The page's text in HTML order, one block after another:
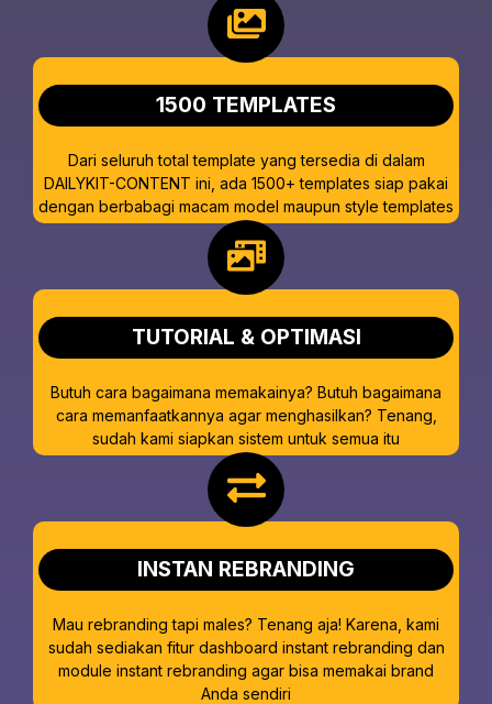
1500 TEMPLATES
Dari seluruh total template yang tersedia di dalam
DAILYKIT-CONTENT ini, ada 1500+ templates siap pakai
dengan berbabagi macam model maupun style templates
TUTORIAL & OPTIMASI
Butuh cara bagaimana memakainya? Butuh bagaimana
cara memanfaatkannya agar menghasilkan? Tenang,
sudah kami siapkan sistem untuk semua itu
INSTAN REBRANDING
Mau rebranding tapi males? Tenang aja! Karena, kami
sudah sediakan fitur dashboard instant rebranding dan
module instant rebranding agar bisa memakai brand
Anda sendiri